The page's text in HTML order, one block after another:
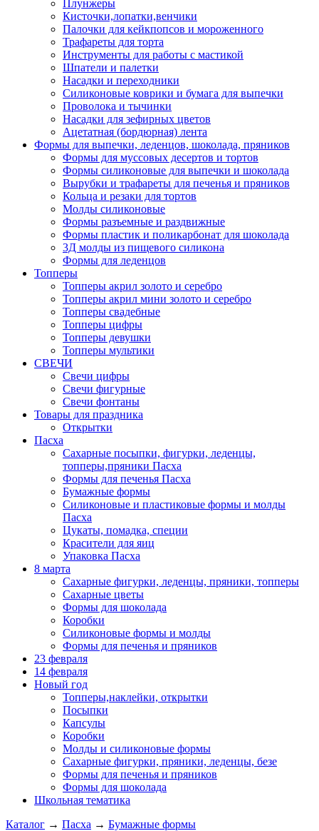
Плунжеры
Кисточки,лопатки,венчики
Палочки для кейкпопсов и мороженного
Трафареты для торта
Инструменты для работы с мастикой
Шпатели и палетки
Насадки и переходники
Силиконовые коврики и бумага для выпечки
Проволока и тычинки
Насадки для зефирных цветов
Ацетатная (бордюрная) лента
Формы для выпечки, леденцов, шоколада, пряников
Формы для муссовых десертов и тортов
Формы силиконовые для выпечки и шоколада
Вырубки и трафареты для печенья и пряников
Кольца и резаки для тортов
Молды силиконовые
Формы разъемные и раздвижные
Формы пластик и поликарбонат для шоколада
3Д молды из пищевого силикона
Формы для леденцов
Топперы
Топперы акрил золото и серебро
Топперы акрил мини золото и серебро
Топперы свадебные
Топперы цифры
Топперы девушки
Топперы мультики
СВЕЧИ
Свечи цифры
Свечи фигурные
Свечи фонтаны
Товары для праздника
Открытки
Пасха
Сахарные посыпки, фигурки, леденцы,
топперы,пряники Пасха
Формы для печенья Пасха
Бумажные формы
Силиконовые и пластиковые формы и молды
Пасха
Цукаты, помадка, специи
Красители для яиц
Упаковка Пасха
8 марта
Сахарные фигурки, леденцы, пряники, топперы
Сахарные цветы
Формы для шоколада
Коробки
Силиконовые формы и молды
Формы для печенья и пряников
23 февраля
14 февраля
Новый год
Топперы,наклейки, открытки
Посыпки
Капсулы
Коробки
Молды и силиконовые формы
Сахарные фигурки, пряники, леденцы, безе
Формы для печенья и пряников
Формы для шоколада
Школьная тематика
Каталог → Пасха → Бумажные формы